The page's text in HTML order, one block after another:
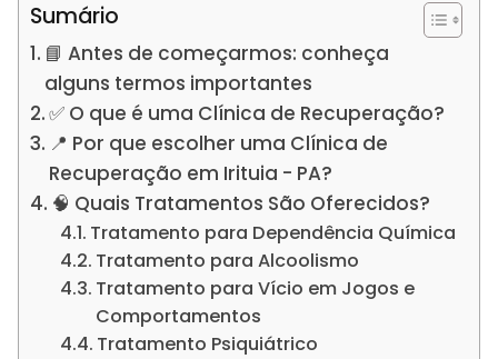
Sumário
📘 Antes de começarmos: conheça
alguns termos importantes
✅ O que é uma Clínica de Recuperação?
📍 Por que escolher uma Clínica de
Recuperação em Irituia - PA?
🧠 Quais Tratamentos São Oferecidos?
Tratamento para Dependência Química
Tratamento para Alcoolismo
Tratamento para Vício em Jogos e
Comportamentos
Tratamento Psiquiátrico